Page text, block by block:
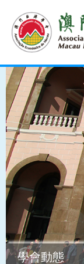
學會動態